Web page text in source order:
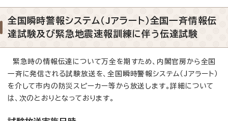
全国瞬時警報システム（Jアラート）全国一斉情報伝
達試験及び緊急地震速報訓練に伴う伝達試験
緊急時の情報伝達について万全を期すため、内閣官房から全国
一斉に発信される試験放送を、全国瞬時警報システム（Jアラート）
を介して市内の防災スピーカー等から放送します。詳細について
は、次のとおりとなっております。